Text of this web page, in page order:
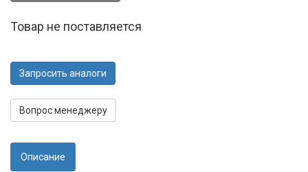
Товар не поставляется
Запросить аналоги
Вопрос менеджеру
Описание